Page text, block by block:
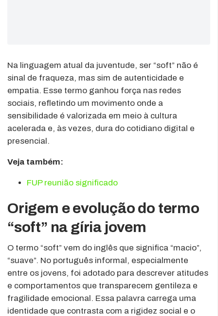
Na linguagem atual da juventude, ser “soft” não é
sinal de fraqueza, mas sim de autenticidade e
empatia. Esse termo ganhou força nas redes
sociais, refletindo um movimento onde a
sensibilidade é valorizada em meio à cultura
acelerada e, às vezes, dura do cotidiano digital e
presencial.
Veja também:
FUP reunião significado
Origem e evolução do termo
“soft” na gíria jovem
O termo “soft” vem do inglês que significa “macio”,
“suave”. No português informal, especialmente
entre os jovens, foi adotado para descrever atitudes
e comportamentos que transparecem gentileza e
fragilidade emocional. Essa palavra carrega uma
identidade que contrasta com a rigidez social e o